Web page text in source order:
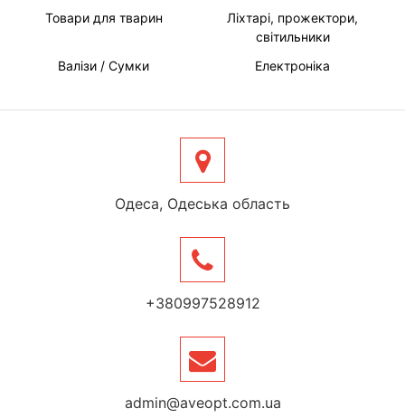
Товари для тварин
Ліхтарі, прожектори,
світильники
Валізи / Сумки
Електроніка
Одеса, Одеська область
+380997528912
admin@aveopt.com.ua